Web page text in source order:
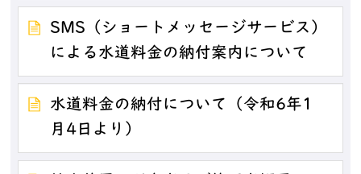
SMS（ショートメッセージサービス）
による水道料金の納付案内について
水道料金の納付について（令和6年1
月4日より）